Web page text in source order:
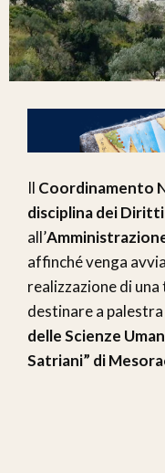
Il Coordinamento
disciplina dei Diritti
all’
affinché venga
realizzazione di
destinare a
delle Scienze
Satriani” di